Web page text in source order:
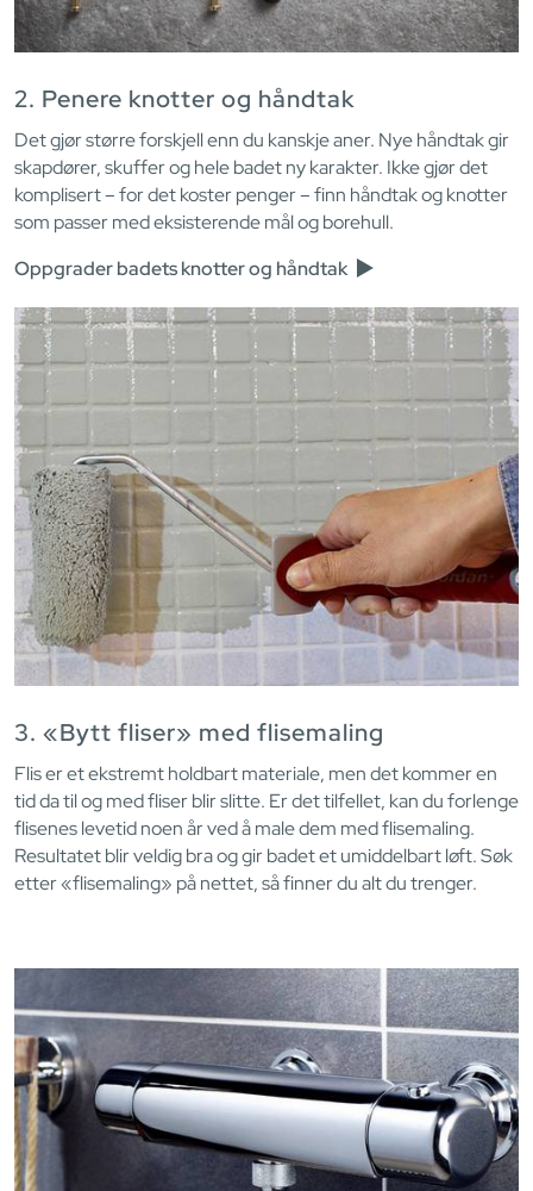
2. Penere knotter og håndtak
Det gjør større forskjell enn du kanskje aner. Nye håndtak gir
skapdører, skuffer og hele badet ny karakter. Ikke gjør det
komplisert – for det koster penger – finn håndtak og knotter
som passer med eksisterende mål og borehull.
Oppgrader badets knotter og håndtak
3. «Bytt fliser» med flisemaling
Flis er et ekstremt holdbart materiale, men det kommer en
tid da til og med fliser blir slitte. Er det tilfellet, kan du forlenge
flisenes levetid noen år ved å male dem med flisemaling.
Resultatet blir veldig bra og gir badet et umiddelbart løft. Søk
etter «flisemaling» på nettet, så finner du alt du trenger.